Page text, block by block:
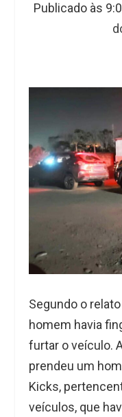
Publicado às
Segundo o
homem havia
furtar o veículo.
prendeu um
Kicks,
veículos, que